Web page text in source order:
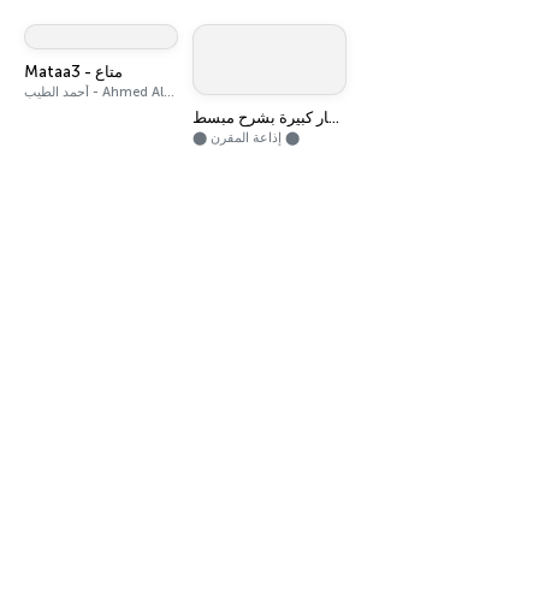
Mataa3 - متاع
أحمد الطيب - Ahmed AlTaip
كتاب السياسة - أفكار كبيرة بشرح مبسط
⬤ إذاعة المقرن ⬤